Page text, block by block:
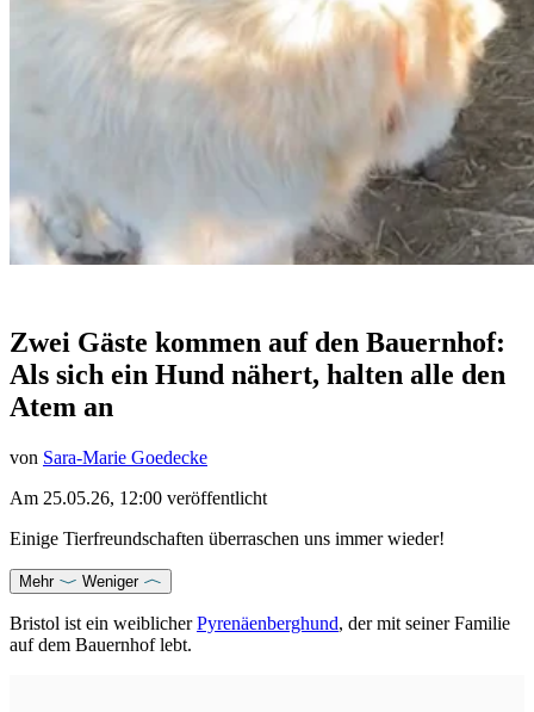
Zwei Gäste kommen auf den Bauernhof:
Als sich ein Hund nähert, halten alle den
Atem an
von Sara-Marie Goedecke
Am 25.05.26, 12:00 veröffentlicht
Einige Tierfreundschaften überraschen uns immer wieder!
Mehr Weniger
Bristol ist ein weiblicherPyrenäenberghund, der mit seiner Familie
auf dem Bauernhof lebt.